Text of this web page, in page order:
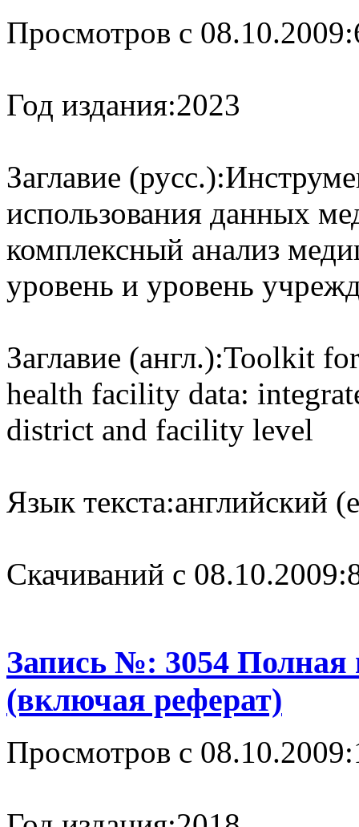
Просмотров с 08.10.2009:
Год издания:2023
Заглавие (русс.):
использования данных
комплексный анализ
уровень и уровень
Заглавие (англ.):Toolkit
health facility data:
district and facility level
Язык текста:английский
Cкачиваний с 08.10.2009:
Запись №: 3054 Полная
(включая реферат)
Просмотров с 08.10.2009: